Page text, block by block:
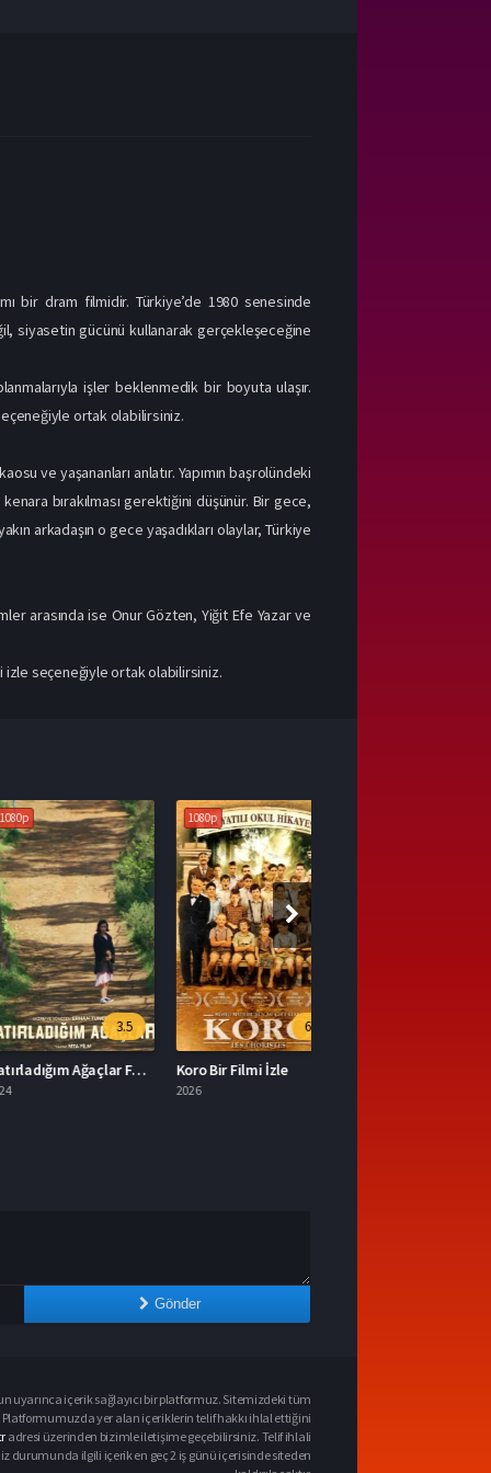
bir dram filmidir. Türkiye’de 1980 senesinde
siyasetin gücünü kullanarak gerçekleşeceğine
işler beklenmedik bir boyuta ulaşır.
ortak olabilirsiniz.
ve yaşananları anlatır. Yapımın başrolündeki
bırakılması gerektiğini düşünür. Bir gece,
arkadaşın o gece yaşadıkları olaylar, Türkiye
arasında ise Onur Gözten, Yiğit Efe Yazar ve
izle seçeneğiyle ortak olabilirsiniz.
3.5
Hatırladığım Ağaçlar Full HD İzle
1080p
6.9
Koro Bir Filmi İzle
Gönder
uyarınca içerik sağlayıcı bir platformuz. Sitemizdeki tüm
yer alan içeriklerin telif hakkı ihlal ettiğini
adresi üzerinden bizimle iletişime geçebilirsiniz. Telif ihlali
durumunda ilgili içerik en geç 2 iş günü içerisinde siteden